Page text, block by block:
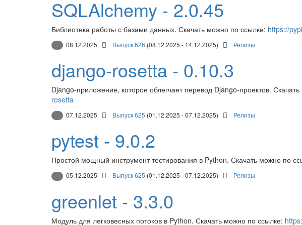
SQLAlchemy - 2.0.45
Библиотека работы с базами данных. Скачать можно по ссылке: https://
08.12.2025 Выпуск 626 (08.12.2025 - 14.12.2025) Релизы
django-rosetta - 0.10.3
Django-приложение, которое облегчает перевод Django-проектов.
rosetta
07.12.2025 Выпуск 625 (01.12.2025 - 07.12.2025) Релизы
pytest - 9.0.2
Простой мощный инструмент тестирования в Python. Скачать можно по
05.12.2025 Выпуск 625 (01.12.2025 - 07.12.2025) Релизы
greenlet - 3.3.0
Модуль для легковесных потоков в Python. Скачать можно по ссылке: